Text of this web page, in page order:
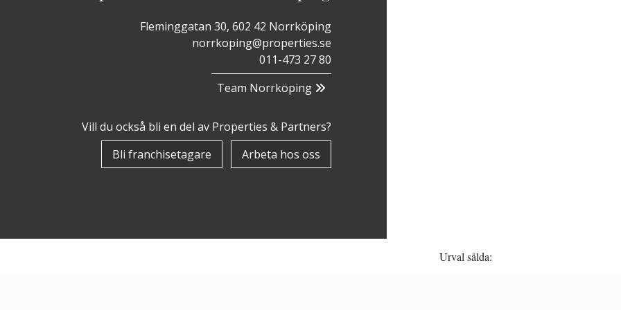
Fleminggatan 30, 602 42 Norrköping
norrkoping@properties.se
011-473 27 80
Team Norrköping
Vill du också bli en del av Properties & Partners?
Bli franchisetagare
Arbeta hos oss
Urval sålda: